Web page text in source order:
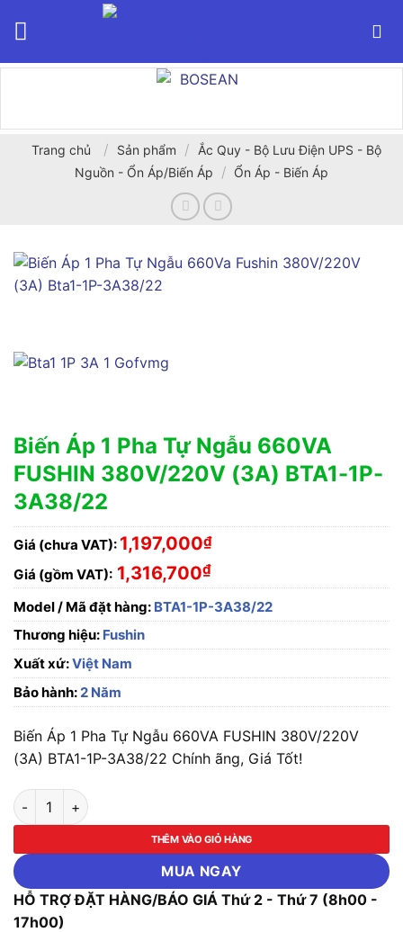
Trang chủ / Sản phẩm /
Ắc Quy - Bộ Lưu Điện UPS - Bộ
Nguồn - Ổn Áp/Biến Áp
/ Ổn Áp - Biến Áp
Biến Áp 1 Pha Tự Ngẫu 660VA
FUSHIN 380V/220V (3A) BTA1-1P-
3A38/22
Giá (chưa VAT): 1,197,000₫
Giá (gồm VAT): 1,316,700₫
Model / Mã đặt hàng: BTA1-1P-3A38/22
Thương hiệu: Fushin
Xuất xứ:Việt Nam
Bảo hành:2 Năm
Biến Áp 1 Pha Tự Ngẫu 660VA FUSHIN 380V/220V
(3A) BTA1-1P-3A38/22 Chính ãng, Giá Tốt!
Biến Áp 1 Pha Tự Ngẫu 660VA FUSHIN 380V/220V (3A)
THÊM VÀO GIỎ HÀNG
MUA NGAY
HỖ TRỢ ĐẶT HÀNG/BÁO GIÁ Thứ 2 - Thứ 7 (8h00 -
17h00)